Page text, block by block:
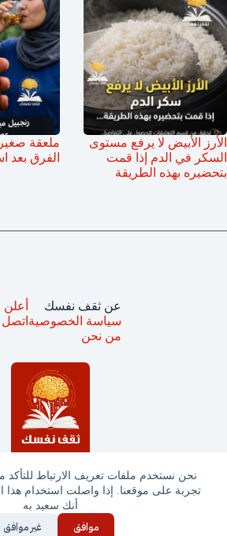
نحن نستخدم ملفات تعريف الارتباط للتأكد
تجربة على موقعنا. إذا واصلت استخدام
أنك سعيد به
موافق غير موافق
الأرز الأبيض لا يرفع مستوى
السكر في الدم إذا قمت
بتحضيره بهذه الطريقة
ملعقة
الفرق بعد
جميع الحقوق محفوظة © ثقف
عن ثقف نفسك
سياسة الخصوصية
من نحن
أعلن
اتصل